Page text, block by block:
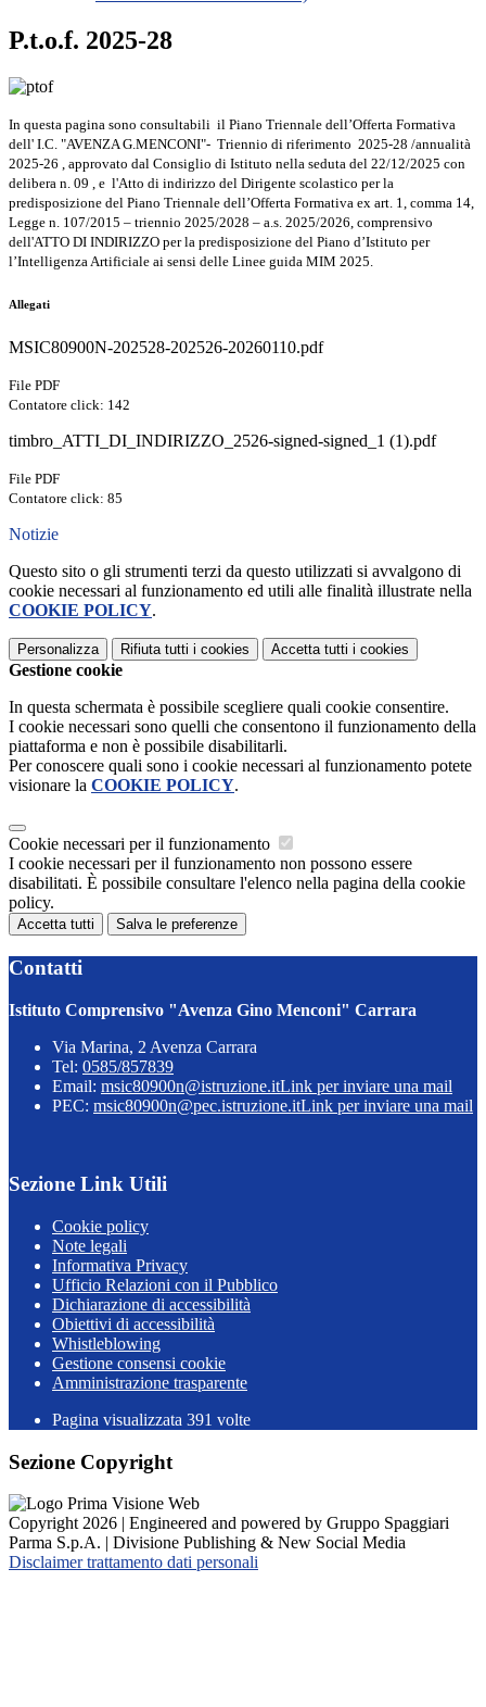
P.t.o.f. 2025-28
In questa pagina sono consultabili il Piano Triennale dell’Offerta Formativa
dell' I.C. "AVENZA G.MENCONI"- Triennio di riferimento 2025-28 /annualità
2025-26 , approvato dal Consiglio di Istituto nella seduta del 22/12/2025 con
delibera n. 09 , e l'Atto di indirizzo del Dirigente scolastico per la
predisposizione del Piano Triennale dell’Offerta Formativa ex art. 1, comma 14,
Legge n. 107/2015 – triennio 2025/2028 – a.s. 2025/2026, comprensivo
dell'ATTO DI INDIRIZZO per la predisposizione del Piano d’Istituto per
l’Intelligenza Artificiale ai sensi delle Linee guida MIM 2025.
Allegati
MSIC80900N-202528-202526-20260110.pdf
File PDF
Contatore click: 142
timbro_ATTI_DI_INDIRIZZO_2526-signed-signed_1 (1).pdf
File PDF
Contatore click: 85
Notizie
Questo sito o gli strumenti terzi da questo utilizzati si avvalgono di
cookie necessari al funzionamento ed utili alle finalità illustrate nella
COOKIE POLICY.
Personalizza Rifiuta tutti i cookies Accetta tutti i cookies
Gestione cookie
In questa schermata è possibile scegliere quali cookie consentire.
I cookie necessari sono quelli che consentono il funzionamento della
piattaforma e non è possibile disabilitarli.
Per conoscere quali sono i cookie necessari al funzionamento potete
visionare la COOKIE POLICY.
Cookie necessari per il funzionamento
I cookie necessari per il funzionamento non possono essere
disabilitati. È possibile consultare l'elenco nella pagina della cookie
policy.
Accetta tutti Salva le preferenze
Contatti
Istituto Comprensivo "Avenza Gino Menconi" Carrara
Via Marina, 2 Avenza Carrara
Tel: 0585/857839
Email: msic80900n@istruzione.itLink per inviare una mail
PEC: msic80900n@pec.istruzione.itLink per inviare una mail
Sezione Link Utili
Cookie policy
Note legali
Informativa Privacy
Ufficio Relazioni con il Pubblico
Dichiarazione di accessibilità
Obiettivi di accessibilità
Whistleblowing
Gestione consensi cookie
Amministrazione trasparente
Pagina visualizzata 391 volte
Sezione Copyright
Copyright 2026 | Engineered and powered by Gruppo Spaggiari
Parma S.p.A. | Divisione Publishing & New Social Media
Disclaimer trattamento dati personali